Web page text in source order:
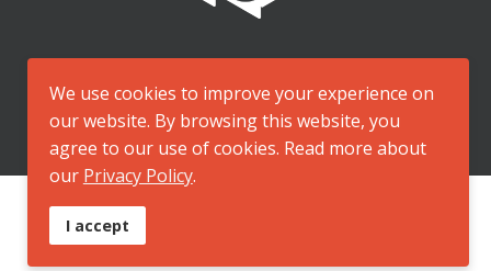
We use cookies to improve your experience on
our website. By browsing this website, you
agree to our use of cookies. Read more about
our Privacy Policy.
I accept